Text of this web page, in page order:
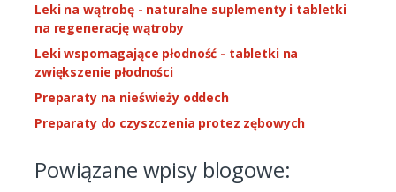
Leki na wątrobę - naturalne suplementy i tabletki
na regenerację wątroby
Leki wspomagające płodność - tabletki na
zwiększenie płodności
Preparaty na nieświeży oddech
Preparaty do czyszczenia protez zębowych
Powiązane wpisy blogowe: